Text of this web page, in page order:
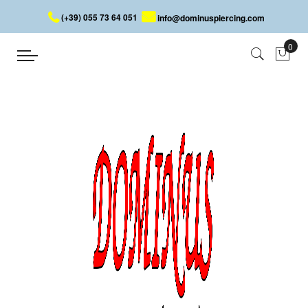
(+39) 055 73 64 051 info@dominuspiercing.com
SEPTUM
PIERCING GESICHT SEPTUM
Beim Septum-Piercing wird der Knorpel, der die beiden
Nasenlöcher trennt, am Nasenansatz durchstochen. Es handelt
sich um eine sehr alte Praxis, die seit der Antike in